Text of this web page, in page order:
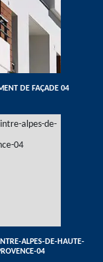
DE FAÇADE 04
ALPES-DE-HAUTE-
04